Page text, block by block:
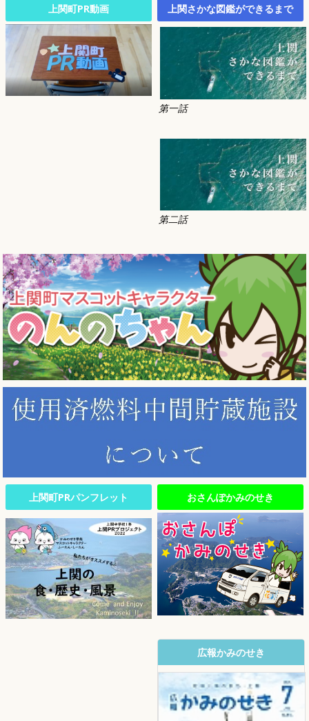
上関町PR動画 上関さかな図鑑ができるまで
第一話
第二話
上関町PRパンフレット おさんぽかみのせき
広報かみのせき